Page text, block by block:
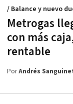
Metrogas
con más
rentable
/ Balance y nuevo
PorAndrés